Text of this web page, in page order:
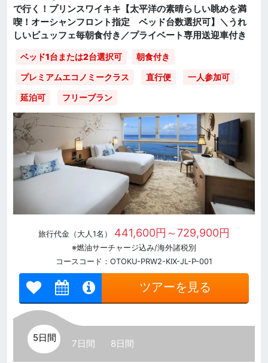
で行く！プリンスワイキキ【太平洋の素晴らしい眺めを満
喫！オーシャンフロント指定 ベッド台数選択可】＼うれ
しいビュッフェ毎朝食付き／プライベート専用送迎車付き
ベッド1台または2台選択可 朝食付き
プレミアムエコノミークラス 直行便 一人参加可
延泊可 フリープラン
旅行代金（大人1名） 441,600円～729,900円
※燃油サーチャージ込み/海外諸税別
コースコード：OTOKU-PRW2-KIX-JL-P-001
ツアーを見る
5日間
7日間 8日間